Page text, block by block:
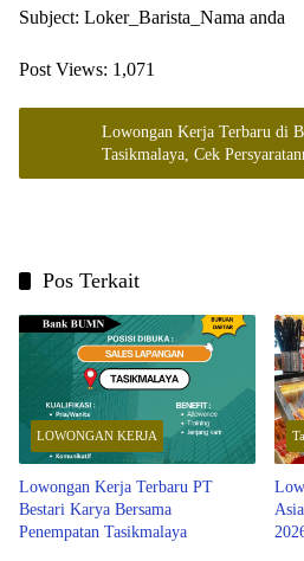
Subject: Loker_Barista_Nama anda
Post Views: 1,071
Lowongan Kerja Terbaru di
Tasikmalaya, Cek
Pos Terkait
LOWONGAN KERJA
Lowongan Kerja Terbaru PT
Bestari Karya Bersama
Penempatan Tasikmalaya
Tasikmalaya